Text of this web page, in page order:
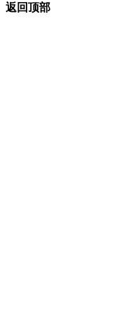
返回顶部